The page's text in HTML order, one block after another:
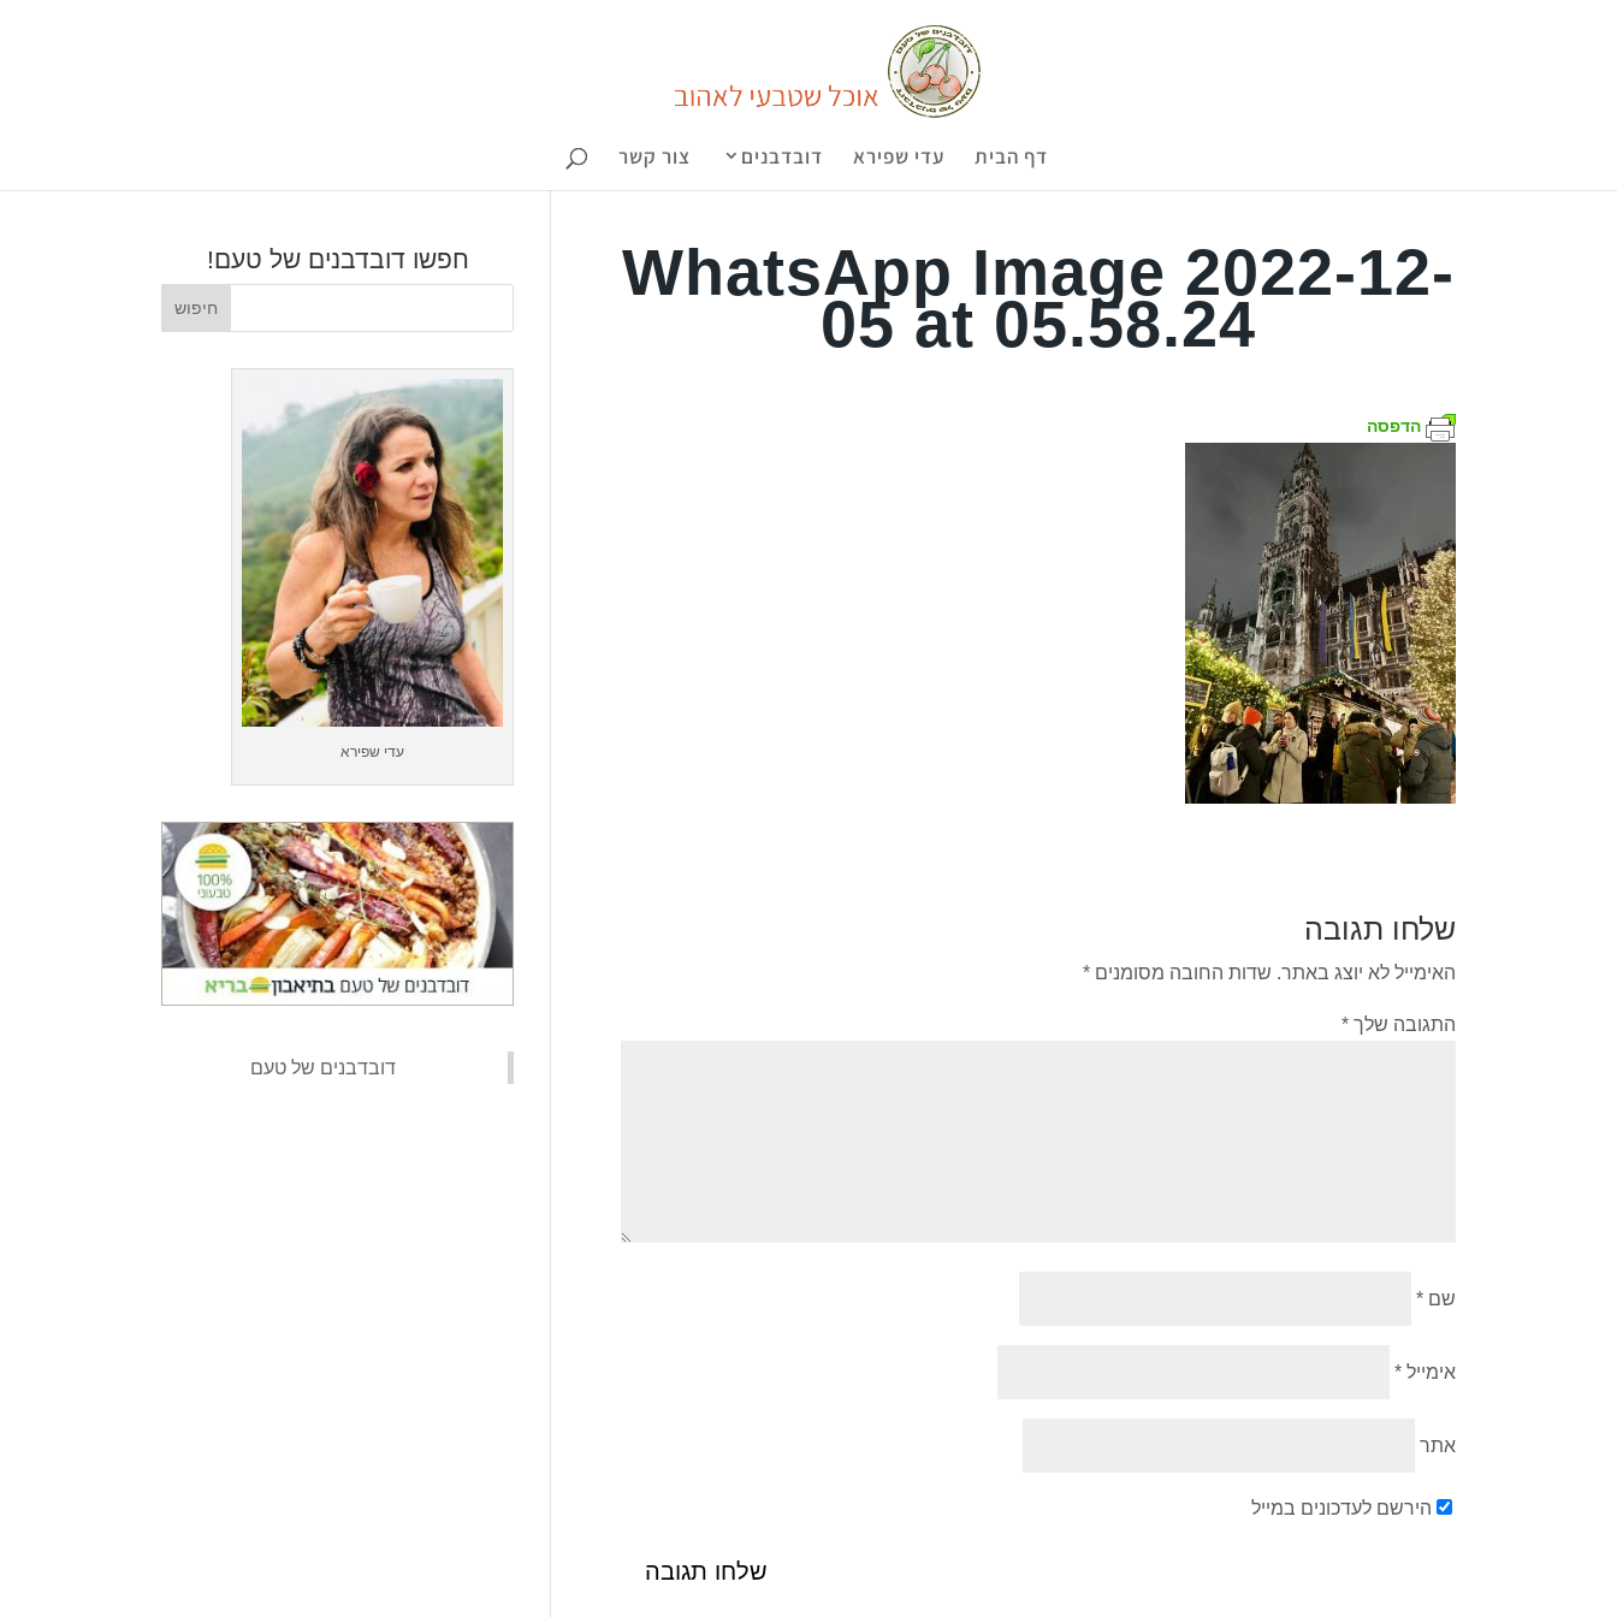
דף הבית עדי שפירא דובדבנים צור קשר
WhatsApp Image 2022-12-
05 at 05.58.24
הדפסה
שלחו תגובה
האימייל לא יוצג באתר. שדות החובה מסומנים*
התגובה שלך*
שם*
אימייל*
אתר
הירשם לעדכונים במייל
חפשו דובדבנים של טעם!
עדי שפירא
‏דובדבנים של טעם‏